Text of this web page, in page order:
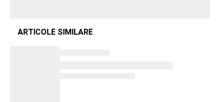
ARTICOLE SIMILARE